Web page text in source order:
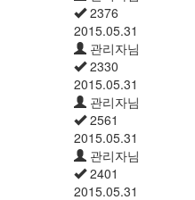
2376
2015.05.31
관리자님
2330
2015.05.31
관리자님
2561
2015.05.31
관리자님
2401
2015.05.31